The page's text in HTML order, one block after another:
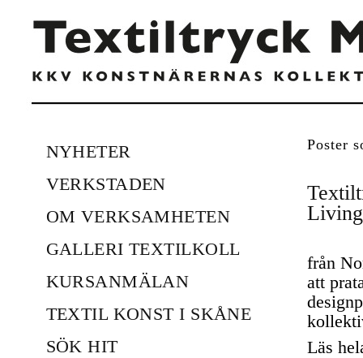
Poster
Living
från
att
Läs
NYHETER
VERKSTADEN
OM VERKSAMHETEN
GALLERI TEXTILKOLL
KURSANMÄLAN
TEXTIL KONST I SKÅNE
SÖK HIT